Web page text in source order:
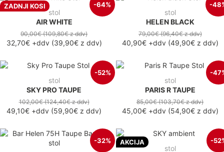
ZADNJI KOSI -64%
stol
AIR WHITE
90,00€(109,80€z ddv)
32,70€+ddv(39,90€z ddv)
-
stol
HELEN BLACK
79,00€(96,40€z ddv)
40,90€+ddv(49,90€z ddv)
-52%
stol
SKY PRO TAUPE
102,00€(124,40€z ddv)
49,10€ +ddv (59,90€ z ddv)
-
stol
PARIS R TAUPE
85,00€(103,70€z ddv)
45,00€+ddv(54,90€z ddv)
-32% AKCIJA -
stol